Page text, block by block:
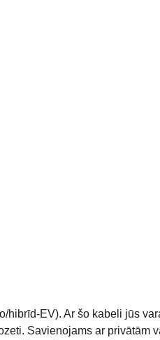
EV). Ar šo kabeli jūs
Savienojams ar privātām